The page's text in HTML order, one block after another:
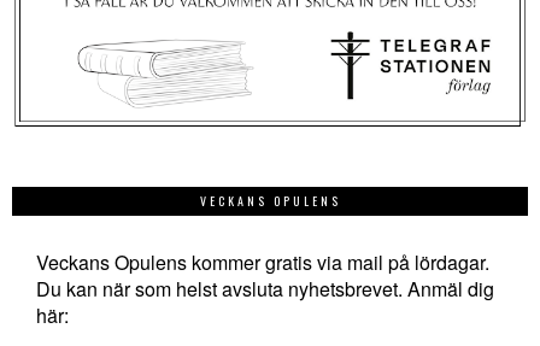
VECKANS OPULENS
Veckans Opulens kommer gratis via mail på lördagar.
Du kan när som helst avsluta nyhetsbrevet. Anmäl dig
här: